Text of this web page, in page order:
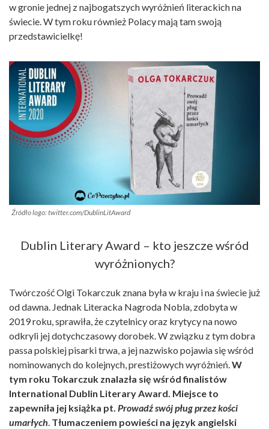
w gronie jednej z najbogatszych wyróżnień literackich na
świecie. W tym roku również Polacy mają tam swoją
przedstawicielkę!
Źródło logo: twitter.com/DublinLitAward
Dublin Literary Award – kto jeszcze wśród
wyróżnionych?
Twórczość Olgi Tokarczuk znana była w kraju i na świecie już
od dawna. Jednak Literacka Nagroda Nobla, zdobyta w
2019 roku, sprawiła, że czytelnicy oraz krytycy na nowo
odkryli jej dotychczasowy dorobek. W związku z tym dobra
passa polskiej pisarki trwa, a jej nazwisko pojawia się wśród
nominowanych do kolejnych, prestiżowych wyróżnień.W
tym roku Tokarczuk znalazła się wśród finalistów
International Dublin Literary Award. Miejsce to
zapewniła jej książka pt. Prowadź swój pług przez kości
umarłych. Tłumaczeniem powieści na język angielski